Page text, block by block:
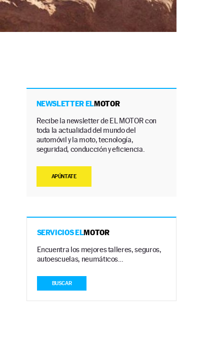
NEWSLETTER ELMOTOR
Recibe la newsletter de EL MOTOR con
toda la actualidad del mundo del
automóvil y la moto, tecnología,
seguridad, conducción y eficiencia.
APÚNTATE
SERVICIOS ELMOTOR
Encuentra los mejores talleres, seguros,
autoescuelas, neumáticos…
BUSCAR